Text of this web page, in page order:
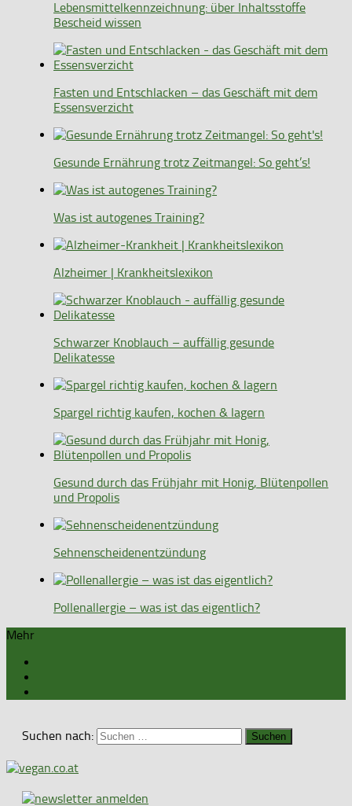
Lebensmittelkennzeichnung: über Inhaltsstoffe
Bescheid wissen
Fasten und Entschlacken – das Geschäft mit dem
Essensverzicht
Gesunde Ernährung trotz Zeitmangel: So geht’s!
Was ist autogenes Training?
Alzheimer | Krankheitslexikon
Schwarzer Knoblauch – auffällig gesunde
Delikatesse
Spargel richtig kaufen, kochen & lagern
Gesund durch das Frühjahr mit Honig, Blütenpollen
und Propolis
Sehnenscheidenentzündung
Pollenallergie – was ist das eigentlich?
Mehr
Suchen nach: